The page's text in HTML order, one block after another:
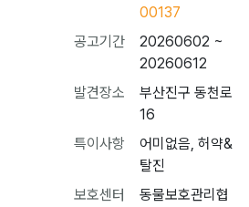
00137
공고기간
20260602 ~
20260612
발견장소
부산진구 동천로
16
특이사항
어미없음, 허약&
탈진
보호센터
동물보호관리협